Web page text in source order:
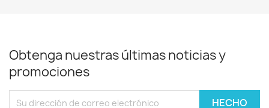
Obtenga nuestras últimas noticias y
promociones